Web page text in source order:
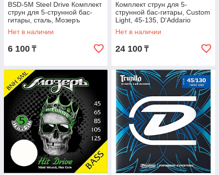
BSD-5M Steel Drive Комплект
струн для 5-струнной бас-
гитары, сталь, Мозеръ
Нет в наличии
6 100 ₸
Комплект струн для 5-
струнной бас-гитары, Custom
Light, 45-135, D'Addario
EPS165-5
Нет в наличии
24 100 ₸